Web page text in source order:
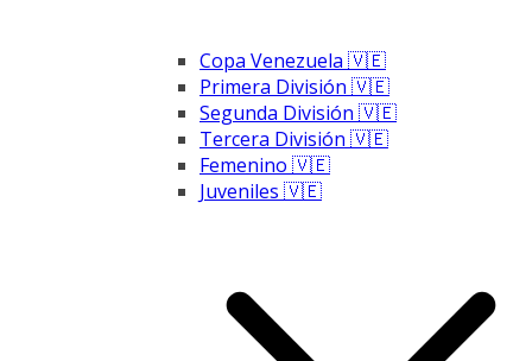
Copa Venezuela 🇻🇪
Primera División 🇻🇪
Segunda División 🇻🇪
Tercera División 🇻🇪
Femenino 🇻🇪
Juveniles 🇻🇪